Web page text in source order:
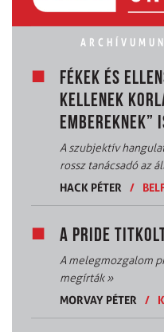
FÉKEK ÉS
KELLENEK
EMBEREKNEK”
A szubjektív
rossz tanácsadó az
HACK PÉTER
/
A PRIDE
A melegmozgalom
megírták»
MORVAY PÉTER
/